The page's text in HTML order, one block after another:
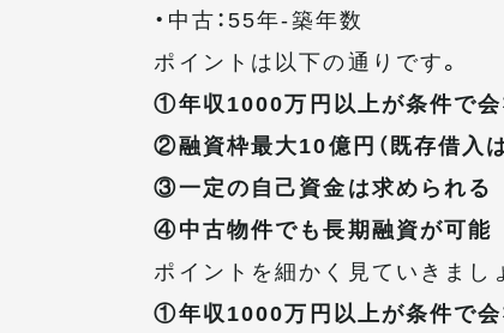
・中古：55年-築年数
ポイントは以下の通りです。
①年収1000万円以上が条件で会
②融資枠最大10億円（既存借入
③一定の自己資金は求められる
④中古物件でも長期融資が可能
ポイントを細かく見ていきまし
①年収1000万円以上が条件で